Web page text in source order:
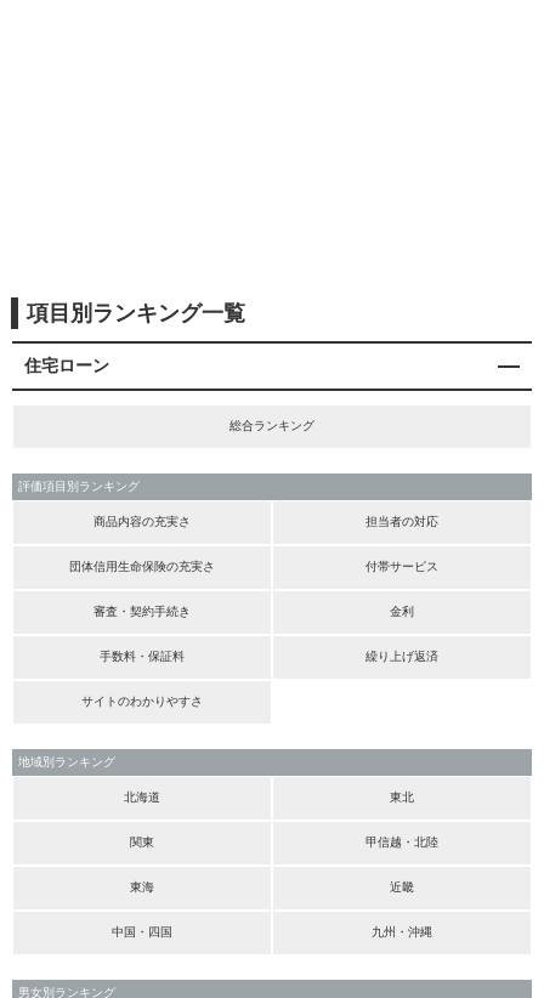
項目別ランキング一覧
住宅ローン
総合ランキング
評価項目別ランキング
商品内容の充実さ 担当者の対応
団体信用生命保険の充実さ 付帯サービス
審査・契約手続き 金利
手数料・保証料 繰り上げ返済
サイトのわかりやすさ
地域別ランキング
北海道 東北
関東 甲信越・北陸
東海 近畿
中国・四国 九州・沖縄
男女別ランキング